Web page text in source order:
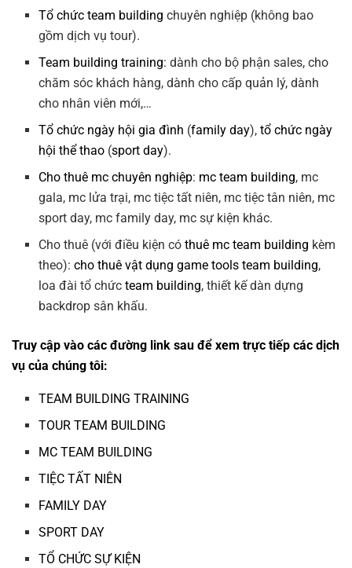
Tổ chức team building chuyên nghiệp (không bao
gồm dịch vụ tour).
Team building training: dành cho bộ phận sales, cho
chăm sóc khách hàng, dành cho cấp quản lý, dành
cho nhân viên mới,…
Tổ chức ngày hội gia đình (family day),tổ chức ngày
hội thể thao (sport day).
Cho thuê mc chuyên nghiệp: mc team building, mc
gala, mc lửa trại, mc tiệc tất niên, mc tiệc tân niên, mc
sport day, mc family day, mc sự kiện khác.
Cho thuê (với điều kiện cóthuê mc team building kèm
theo):cho thuê vật dụng game tools team building,
loa đài tổ chứcteam building, thiết kế dàn dựng
backdrop sân khấu.
Truy cập vào các đường link sau để xem trực tiếp các dịch
vụ của chúng tôi:
TEAM BUILDING TRAINING
TOUR TEAM BUILDING
MC TEAM BUILDING
TIỆC TẤT NIÊN
FAMILY DAY
SPORT DAY
TỔ CHỨC SỰ KIỆN